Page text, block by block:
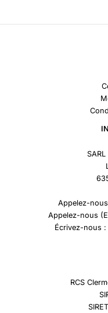
SARL
Appelez-
Appelez-nous
Écrivez-nous :
RCS